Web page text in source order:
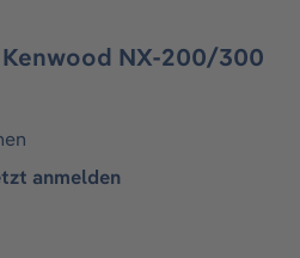
NX-200/300
anmelden